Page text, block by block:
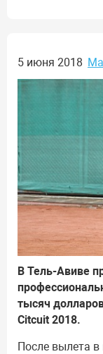
5 июня 2018
В Тель-Авиве
тысяч
Citcuit 2018.
После вылета в